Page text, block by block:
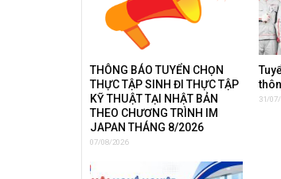
THÔNG BÁO TUYỂN CHỌN
THỰC TẬP SINH ĐI THỰC TẬP
KỸ THUẬT TẠI NHẬT BẢN
THEO CHƯƠNG TRÌNH IM
JAPAN THÁNG 8/2026
07/08/2026
31/